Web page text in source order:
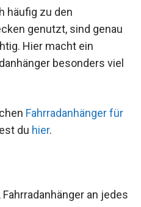
häufig zu den
genutzt, sind genau
Hier macht ein
besonders viel
Fahrradanhänger für
du hier.
an jedes